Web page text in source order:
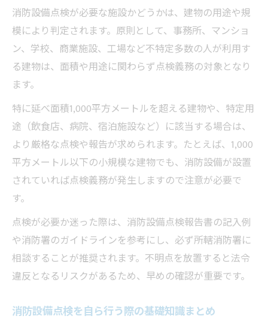
消防設備点検が必要な施設かどうかは、建物の用途や規
模により判定されます。原則として、事務所、マンショ
ン、学校、商業施設、工場など不特定多数の人が利用す
る建物は、面積や用途に関わらず点検義務の対象となり
ます。
特に延べ面積1,000平方メートルを超える建物や、特定用
途（飲食店、病院、宿泊施設など）に該当する場合は、
より厳格な点検や報告が求められます。たとえば、1,000
平方メートル以下の小規模な建物でも、消防設備が設置
されていれば点検義務が発生しますので注意が必要で
す。
点検が必要か迷った際は、消防設備点検報告書の記入例
や消防署のガイドラインを参考にし、必ず所轄消防署に
相談することが推奨されます。不明点を放置すると法令
違反となるリスクがあるため、早めの確認が重要です。
消防設備点検を自ら行う際の基礎知識まとめ